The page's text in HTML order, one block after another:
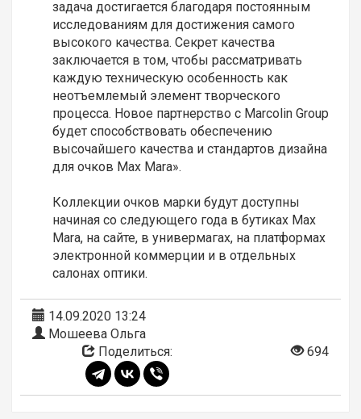
задача достигается благодаря постоянным
исследованиям для достижения самого
высокого качества. Секрет качества
заключается в том, чтобы рассматривать
каждую техническую особенность как
неотъемлемый элемент творческого
процесса. Новое партнерство с Marcolin Group
будет способствовать обеспечению
высочайшего качества и стандартов дизайна
для очков Max Mara».
Коллекции очков марки будут доступны
начиная со следующего года в бутиках Max
Mara, на сайте, в универмагах, на платформах
электронной коммерции и в отдельных
салонах оптики.
14.09.2020 13:24
Мошеева Ольга
Поделиться:
694